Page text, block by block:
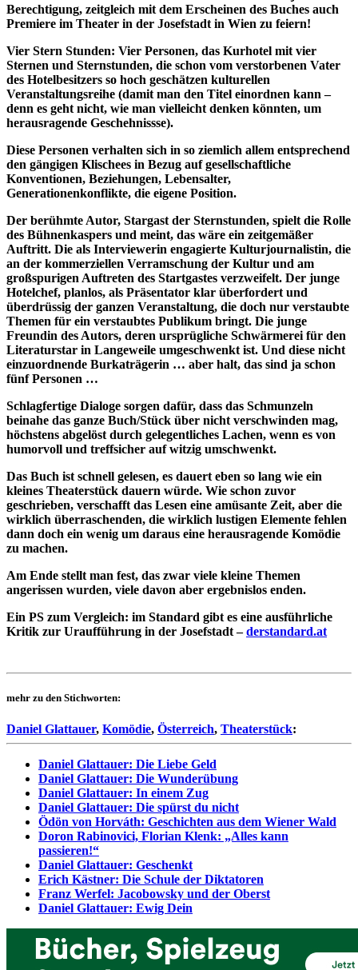
Berechtigung, zeitgleich mit dem Erscheinen des Buches auch
Premiere im Theater in der Josefstadt in Wien zu feiern!
Vier Stern Stunden: Vier Personen, das Kurhotel mit vier
Sternen und Sternstunden, die schon vom verstorbenen Vater
des Hotelbesitzers so hoch geschätzen kulturellen
Veranstaltungsreihe (damit man den Titel einordnen kann –
denn es geht nicht, wie man vielleicht denken könnten, um
herausragende Geschehnissse).
Diese Personen verhalten sich in so ziemlich allem entsprechend
den gängigen Klischees in Bezug auf gesellschaftliche
Konventionen, Beziehungen, Lebensalter,
Generationenkonflikte, die eigene Position.
Der berühmte Autor, Stargast der Sternstunden, spielt die Rolle
des Bühnenkaspers und meint, das wäre ein zeitgemäßer
Auftritt. Die als Interviewerin engagierte Kulturjournalistin, die
an der kommerziellen Verramschung der Kultur und am
großspurigen Auftreten des Startgastes verzweifelt. Der junge
Hotelchef, planlos, als Präsentator klar überfordert und
überdrüssig der ganzen Veranstaltung, die doch nur verstaubte
Themen für ein verstaubtes Publikum bringt. Die junge
Freundin des Autors, deren ursprügliche Schwärmerei für den
Literaturstar in Langeweile umgeschwenkt ist. Und diese nicht
einzuordnende Burkaträgerin … aber halt, das sind ja schon
fünf Personen …
Schlagfertige Dialoge sorgen dafür, dass das Schmunzeln
beinahe das ganze Buch/Stück über nicht verschwinden mag,
höchstens abgelöst durch gelegentliches Lachen, wenn es von
humorvoll und treffsicher auf witzig umschwenkt.
Das Buch ist schnell gelesen, es dauert eben so lang wie ein
kleines Theaterstück dauern würde. Wie schon zuvor
geschrieben, verschafft das Lesen eine amüsante Zeit, aber die
wirklich überraschenden, die wirklich lustigen Elemente fehlen
dann doch ein wenig um daraus eine herausragende Komödie
zu machen.
Am Ende stellt man fest, das zwar viele kleine Themen
angerissen wurden, viele davon aber ergebnislos enden.
Ein PS zum Vergleich: im Standard gibt es eine ausführliche
Kritik zur Uraufführung in der Josefstadt –derstandard.at
mehr zu den Stichworten:
Daniel Glattauer, Komödie, Österreich, Theaterstück:
Daniel Glattauer: Die Liebe Geld
Daniel Glattauer: Die Wunderübung
Daniel Glattauer: In einem Zug
Daniel Glattauer: Die spürst du nicht
Ödön von Horváth: Geschichten aus dem Wiener Wald
Doron Rabinovici, Florian Klenk: „Alles kann
passieren!“
Daniel Glattauer: Geschenkt
Erich Kästner: Die Schule der Diktatoren
Franz Werfel: Jacobowsky und der Oberst
Daniel Glattauer: Ewig Dein